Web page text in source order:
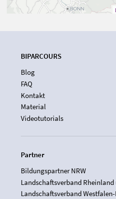
BIPARCOURS
Blog
FAQ
Kontakt
Material
Videotutorials
Partner
Bildungspartner NRW
Landschaftsverband Rheinland
Landschaftsverband Westfalen-